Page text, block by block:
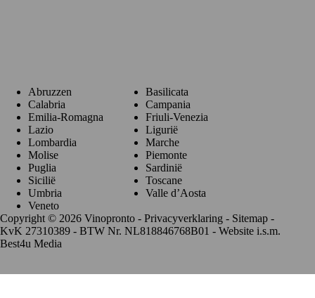
Abruzzen
Basilicata
Calabria
Campania
Emilia-Romagna
Friuli-Venezia
Lazio
Ligurië
Lombardia
Marche
Molise
Piemonte
Puglia
Sardinië
Sicilië
Toscane
Umbria
Valle d’Aosta
Veneto
Copyright © 2026 Vinopronto - Privacyverklaring - Sitemap -
KvK 27310389 - BTW Nr. NL818846768B01 - Website i.s.m.
Best4u Media